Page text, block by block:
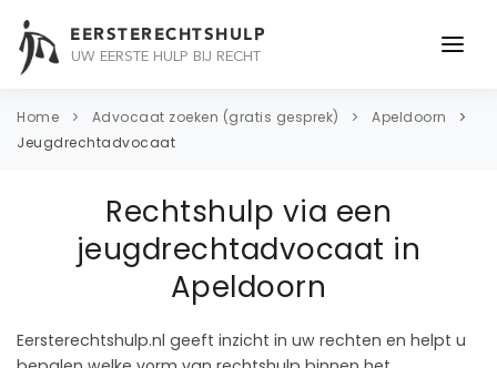
EERSTERECHTSHULP
UW EERSTE HULP BIJ RECHT
ONDERWERPEN
ADVOCAAT
OVER ONS
Home Advocaat zoeken (gratis gesprek)
Apeldoorn
Jeugdrechtadvocaat
Rechtshulp via een
jeugdrechtadvocaat in
Apeldoorn
Eersterechtshulp.nl geeft inzicht in uw rechten en helpt u